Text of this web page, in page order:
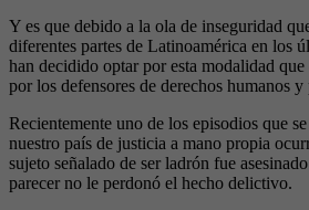
Y es que debido a la ola de inseguridad
diferentes partes de Latinoamérica en los
han decidido optar por esta modalidad que
por los defensores de derechos humanos
Recientemente uno de los episodios que
nuestro país de justicia a mano propia
sujeto señalado de ser ladrón fue
parecer no le perdonó el hecho delictivo.